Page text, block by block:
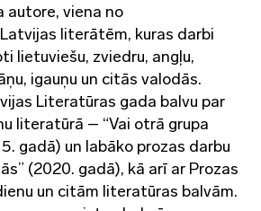
autore, viena no
literātēm, kuras darbi
lietuviešu, zviedru, angļu,
igauņu un citās valodās.
Literatūras gada balvu par
literatūrā – “Vai otrā grupa
gadā) un labāko prozas darbu
(2020. gadā), kā arī ar Prozas
un citām literatūras balvām.